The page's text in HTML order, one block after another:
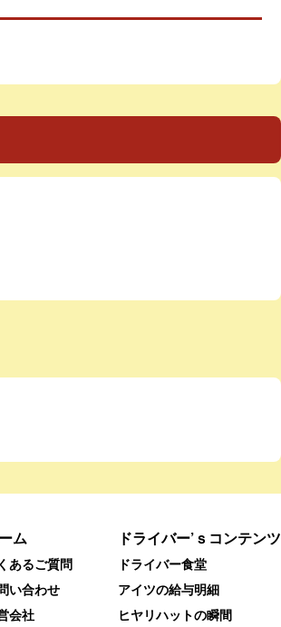
ム
あるご質問
い合わせ
会社
ドライバー’ｓコンテンツ
ドライバー食堂
アイツの給与明細
ヒヤリハットの瞬間